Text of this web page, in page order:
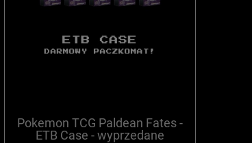
Pokemon TCG Paldean Fates -
ETB Case - wyprzedane